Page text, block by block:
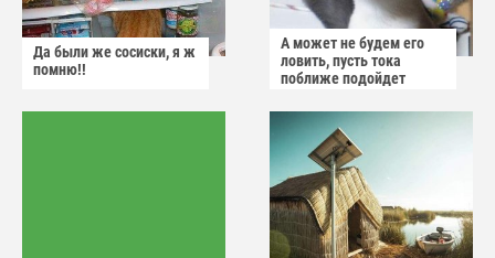
Да были же сосиски, я ж
помню!!
А может не будем его
ловить, пусть тока
поближе подойдет